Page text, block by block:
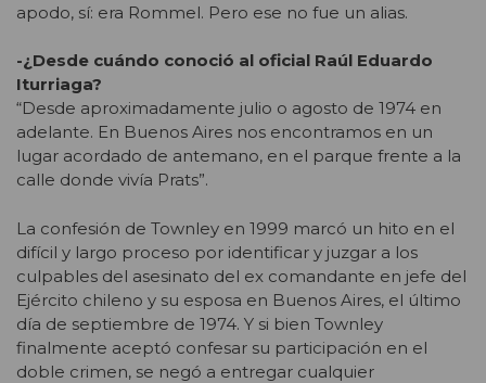
apodo, sí: era Rommel. Pero ese no fue un alias.
-¿Desde cuándo conoció al oficial Raúl Eduardo
Iturriaga?
“Desde aproximadamente julio o agosto de 1974 en
adelante. En Buenos Aires nos encontramos en un
lugar acordado de antemano, en el parque frente a la
calle donde vivía Prats”.
La confesión de Townley en 1999 marcó un hito en el
difícil y largo proceso por identificar y juzgar a los
culpables del asesinato del ex comandante en jefe del
Ejército chileno y su esposa en Buenos Aires, el último
día de septiembre de 1974. Y si bien Townley
finalmente aceptó confesar su participación en el
doble crimen, se negó a entregar cualquier